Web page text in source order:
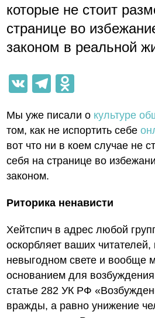
которые не стоит
странице во
законом в реальной
VK Telegram
Мы уже писали о культуре
том, как не испортить себе
вот что ни в коем случае не
себя на странице во
законом.
Риторика ненависти
Хейтспич в адрес любой
оскорбляет ваших
невыгодном свете и вообще
основанием для
статье 282 УК РФ
вражды, а равно унижение